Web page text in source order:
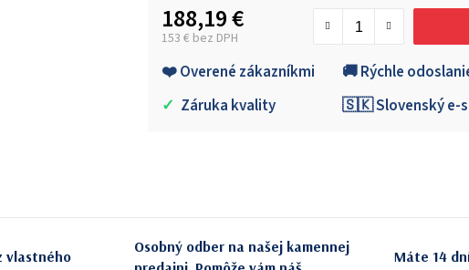
188,19 €
153 € bez DPH
❤️ Overené zákazníkmi
🚚 Rýchle
✓ Záruka kvality 🇸🇰 Slovenský e-
vlastného
Osobný odber na našej kamennej
Máte 14